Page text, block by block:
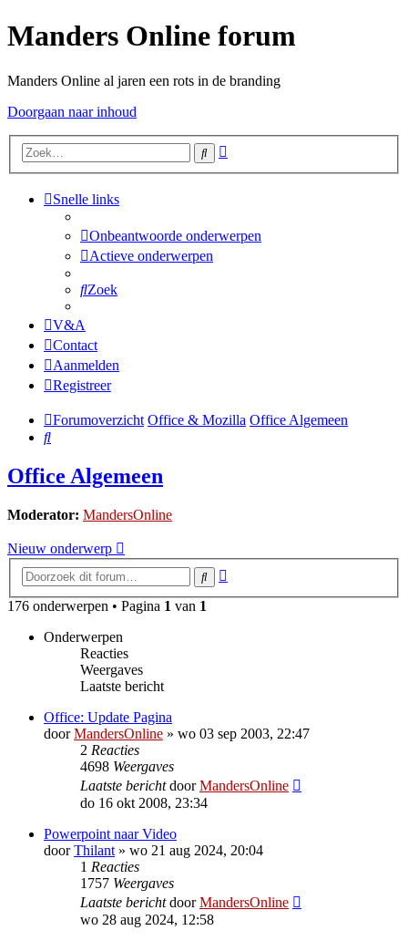
Manders Online forum
Manders Online al jaren een rots in de branding
Doorgaan naar inhoud
Zoek
Snelle links
Onbeantwoorde onderwerpen
Actieve onderwerpen
Zoek
V&A
Contact
Aanmelden
Registreer
Forumoverzicht Office & Mozilla Office Algemeen
Zoek
Office Algemeen
Moderator: MandersOnline
Nieuw onderwerp
Zoek
176 onderwerpen • Pagina 1 van 1
Onderwerpen
Reacties
Weergaves
Laatste bericht
Office: Update Pagina
doorMandersOnline » wo 03 sep 2003, 22:47
2 Reacties
4698 Weergaves
Laatste berichtdoorMandersOnline
do 16 okt 2008, 23:34
Powerpoint naar Video
doorThilant » wo 21 aug 2024, 20:04
1 Reacties
1757 Weergaves
Laatste berichtdoorMandersOnline
wo 28 aug 2024, 12:58